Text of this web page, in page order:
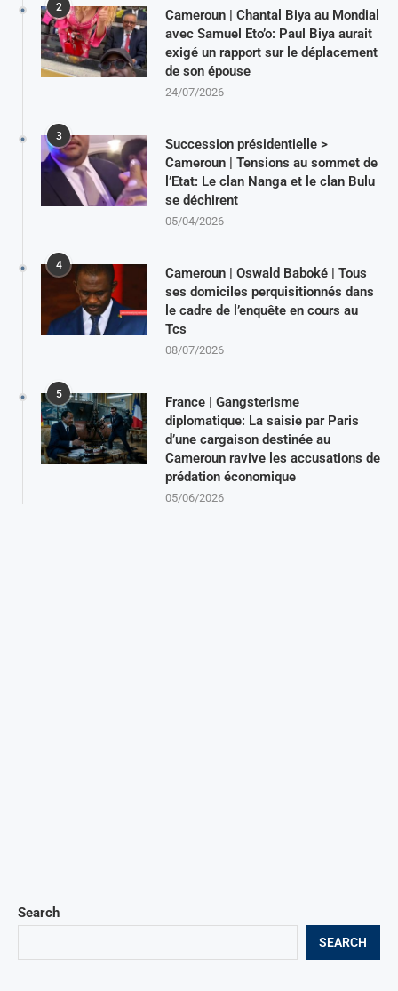
Search
SEARCH
2
Cameroun | Chantal Biya au Mondial
avec Samuel Eto’o: Paul Biya aurait
exigé un rapport sur le déplacement
de son épouse
24/07/2026
3
Succession présidentielle >
Cameroun | Tensions au sommet de
l’Etat: Le clan Nanga et le clan Bulu
se déchirent
05/04/2026
4
Cameroun | Oswald Baboké | Tous
ses domiciles perquisitionnés dans
le cadre de l’enquête en cours au
Tcs
08/07/2026
5
France | Gangsterisme
diplomatique: La saisie par Paris
d’une cargaison destinée au
Cameroun ravive les accusations de
prédation économique
05/06/2026